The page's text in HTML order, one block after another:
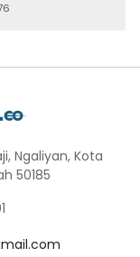
Ngaliyan, Kota
50185